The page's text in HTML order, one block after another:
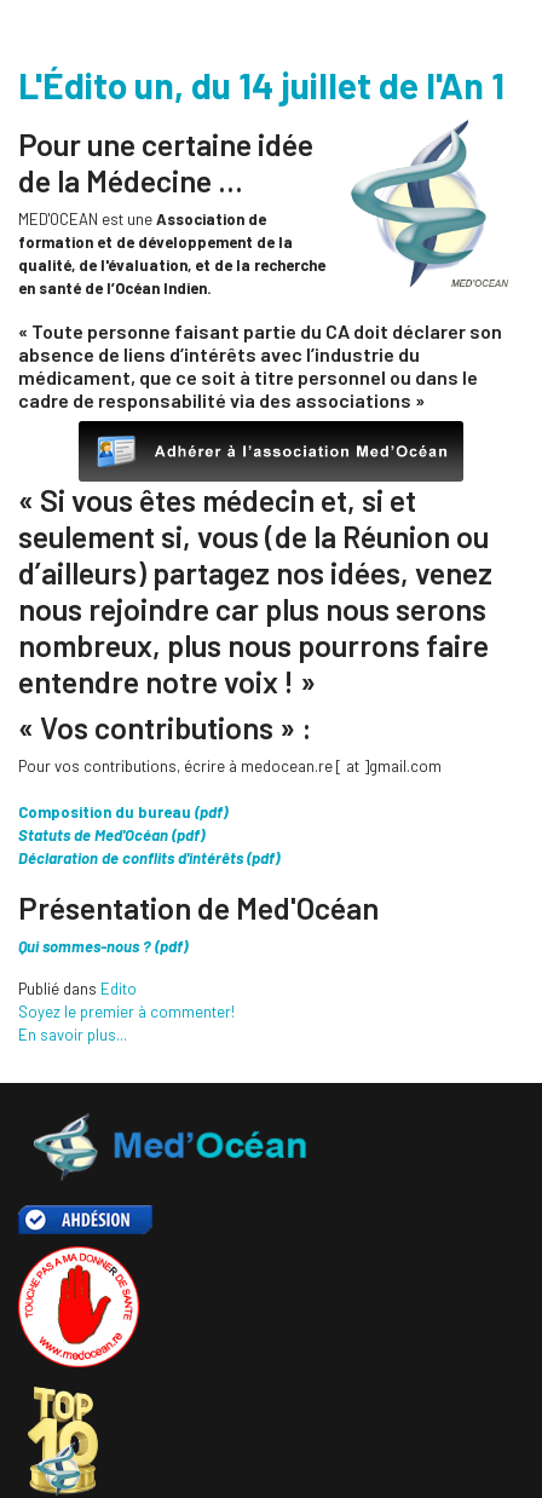
L'Édito un, du 14 juillet de l'An 1
Pour une certaine idée
de la Médecine …
MED'OCEAN est uneAssociation de
formation et de développement de la
qualité, de l'évaluation, et de la recherche
en santé de l’Océan Indien.
« Toute personne faisant partie du CA doit déclarer son
absence de liens d’intérêts avec l’industrie du
médicament, que ce soit à titre personnel ou dans le
cadre de responsabilité via des associations »
« Si vous êtes médecin et, si et
seulement si, vous (de la Réunion ou
d’ailleurs) partagez nos idées, venez
nous rejoindre car plus nous serons
nombreux, plus nous pourrons faire
entendre notre voix ! »
« Vos contributions » :
Pour vos contributions, écrire à medocean.re [ at ]gmail.com
Composition du bureau (pdf)
Statuts de Med'Océan(pdf)
Déclaration de conflits d'intérêts(pdf)
Présentation de Med'Océan
Qui sommes-nous ? (pdf)
Publié dans Edito
Soyez le premier à commenter!
En savoir plus...